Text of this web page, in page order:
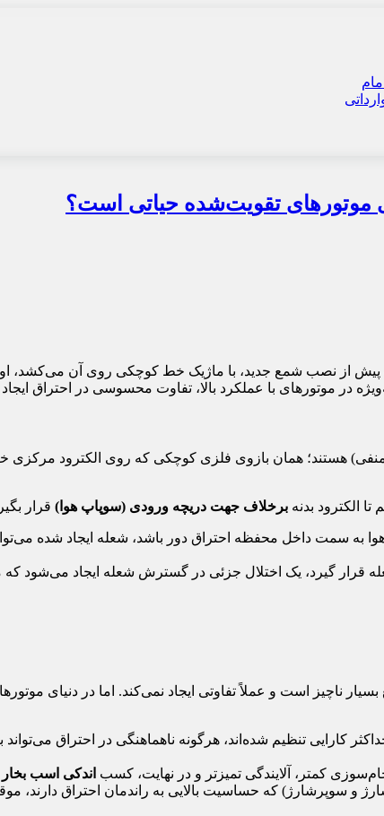
موتورهای تقویت‌شده حیاتی است؟
پیش از نصب شمع جدید، با ماژیک خط کوچکی روی آن می‌کشد، او
در موتورهای با عملکرد بالا، تفاوت محسوسی در احتراق ایجاد
منفی) هستند؛ همان بازوی فلزی کوچکی که روی الکترود
الکترود بدنه برخلاف جهت دریچه ورودی (سوپاپ هوا) قرار
به سمت داخل محفظه احتراق دور باشد، شعله ایجاد شده
قرار گیرد، یک اختلال جزئی در گسترش شعله ایجاد می‌شود
کارایی تنظیم شده‌اند، هرگونه ناهماهنگی در احتراق
کمتر، آلایندگی تمیزتر و در نهایت، کسب اندکی اسب
و سوپرشارژ) که حساسیت بالایی به راندمان احتراق دارند،